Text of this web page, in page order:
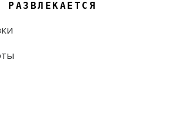
РАЗВЛЕКАЕТСЯ